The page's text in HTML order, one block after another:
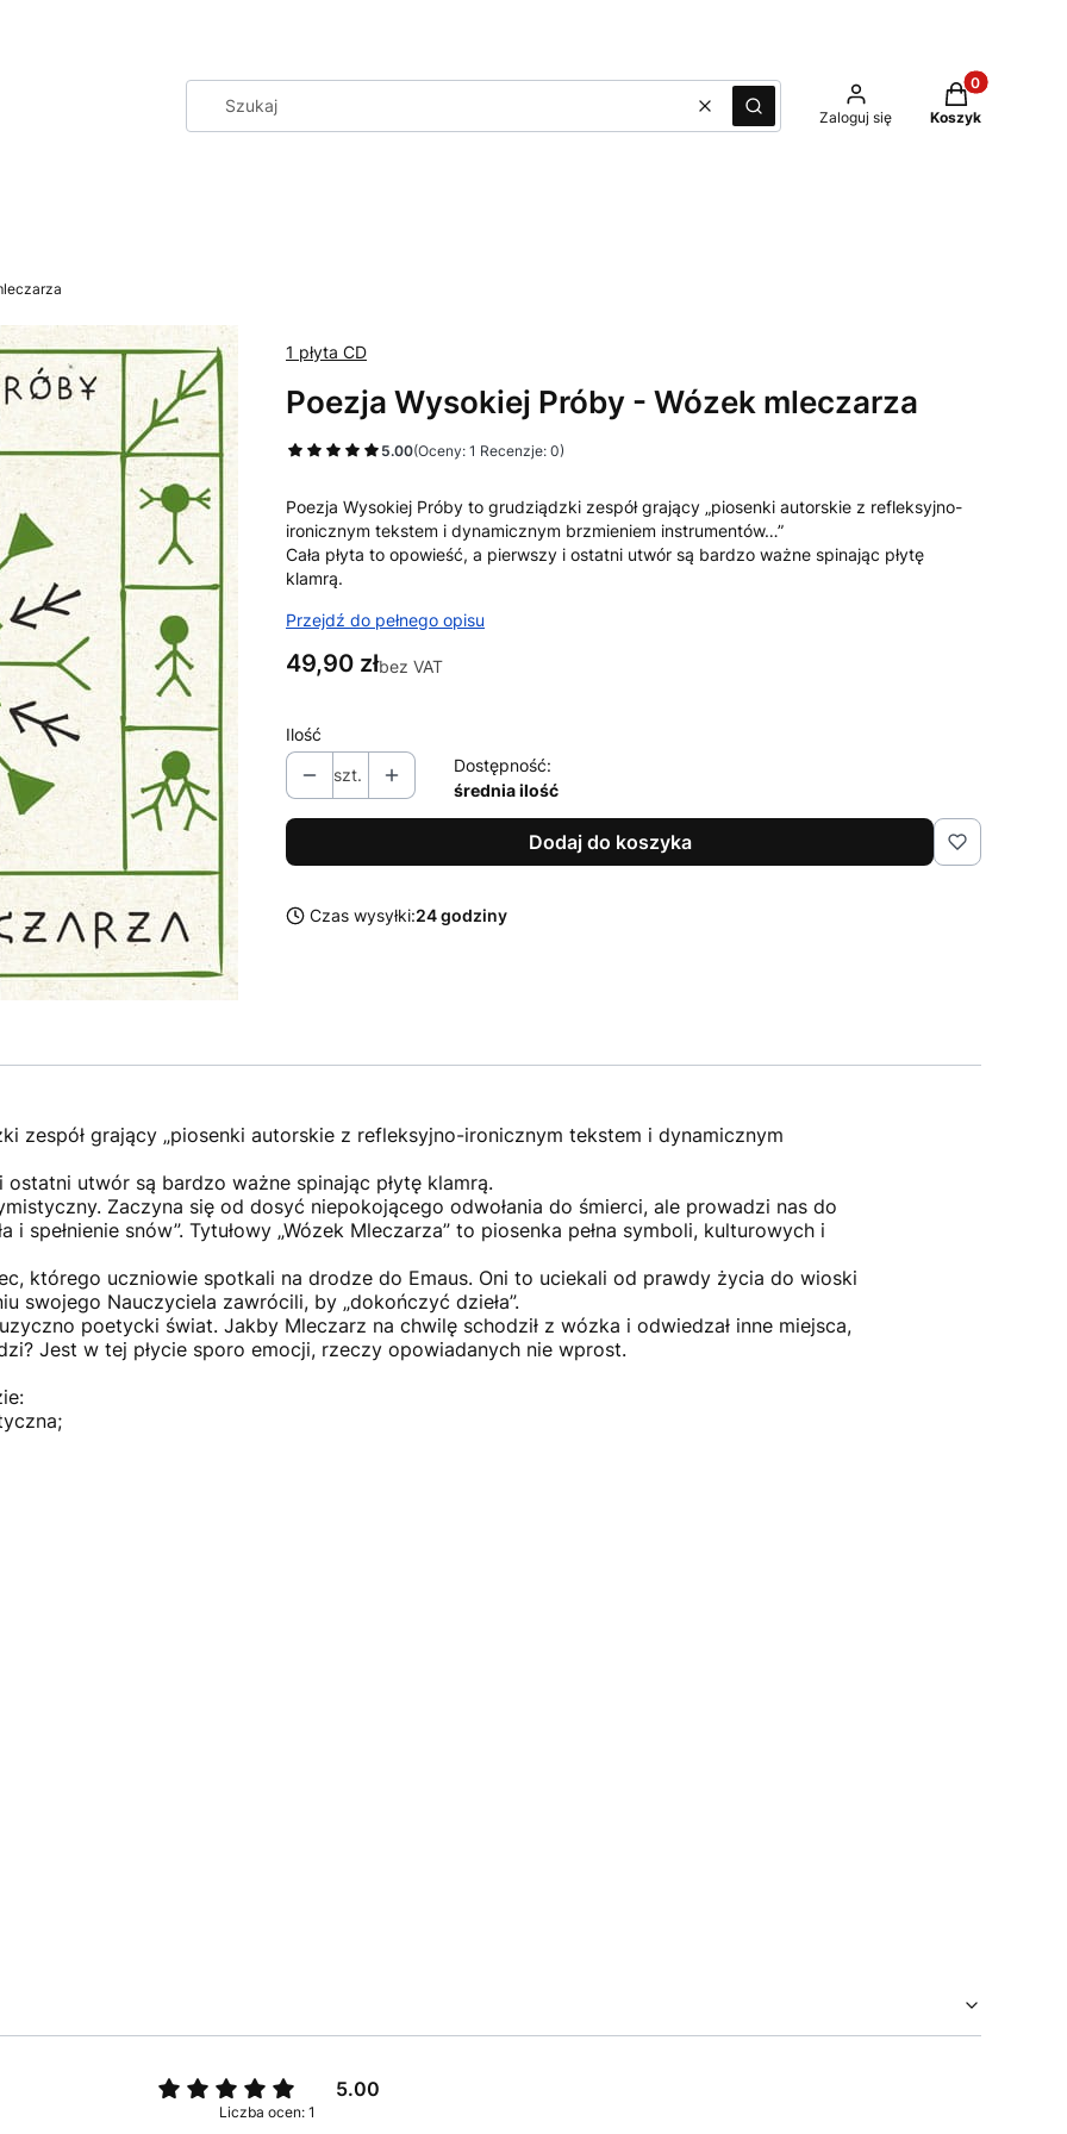
WyczyśćSzukaj Zaloguj się
Produkty w
Koszyk
1 płyta CD
Poezja Wysokiej Próby - Wózek mleczarza
5.00(Oceny: 1 Recenzje: 0)
Poezja Wysokiej Próby to grudziądzki zespół grający „piosenki autorskie z refleksyjno-
ironicznym tekstem i dynamicznym brzmieniem instrumentów…”
Cała płyta to opowieść, a pierwszy i ostatni utwór są bardzo ważne spinając płytę
klamrą.
Przejdź do pełnego opisu
Cena
49,90 złbez VAT
Ilość
szt.
Dostępność:
średnia ilość
Dodaj do koszyka
Czas wysyłki:24 godziny
zespół grający „piosenki autorskie z refleksyjno-ironicznym tekstem i dynamicznym
ostatni utwór są bardzo ważne spinając płytę klamrą.
Zaczyna się od dosyć niepokojącego odwołania do śmierci, ale prowadzi nas do
i spełnienie snów”. Tytułowy „Wózek Mleczarza” to piosenka pełna symboli, kulturowych i
którego uczniowie spotkali na drodze do Emaus. Oni to uciekali od prawdy życia do wioski
swojego Nauczyciela zawrócili, by „dokończyć dzieła”.
poetycki świat. Jakby Mleczarz na chwilę schodził z wózka i odwiedzał inne miejsca,
Jest w tej płycie sporo emocji, rzeczy opowiadanych nie wprost.
5.00
Liczba ocen: 1